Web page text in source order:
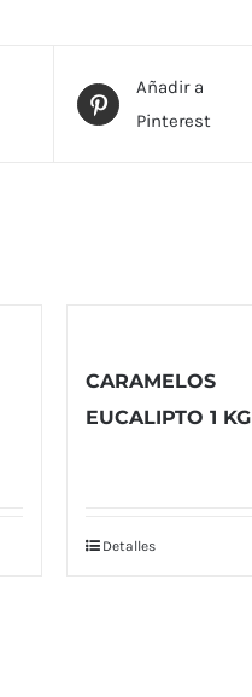
Añadir a
Pinterest
CARAMELOS
EUCALIPTO 1 KG
Detalles